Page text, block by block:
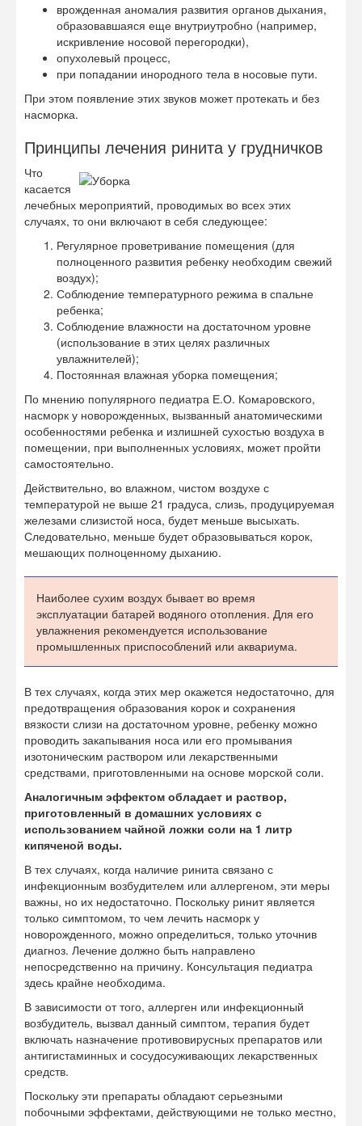
врожденная аномалия развития органов дыхания,
образовавшаяся еще внутриутробно (например,
искривление носовой перегородки),
опухолевый процесс,
при попадании инородного тела в носовые пути.
При этом появление этих звуков может протекать и без
насморка.
Принципы лечения ринита у грудничков
Что
касается
лечебных мероприятий, проводимых во всех этих
случаях, то они включают в себя следующее:
Регулярное проветривание помещения (для
полноценного развития ребенку необходим свежий
воздух);
Соблюдение температурного режима в спальне
ребенка;
Соблюдение влажности на достаточном уровне
(использование в этих целях различных
увлажнителей);
Постоянная влажная уборка помещения;
По мнению популярного педиатра Е.О. Комаровского,
насморк у новорожденных, вызванный анатомическими
особенностями ребенка и излишней сухостью воздуха в
помещении, при выполненных условиях, может пройти
самостоятельно.
Действительно, во влажном, чистом воздухе с
температурой не выше 21 градуса, слизь, продуцируемая
железами слизистой носа, будет меньше высыхать.
Следовательно, меньше будет образовываться корок,
мешающих полноценному дыханию.
Наиболее сухим воздух бывает во время
эксплуатации батарей водяного отопления. Для его
увлажнения рекомендуется использование
промышленных приспособлений или аквариума.
В тех случаях, когда этих мер окажется недостаточно, для
предотвращения образования корок и сохранения
вязкости слизи на достаточном уровне, ребенку можно
проводить закапывания носа или его промывания
изотоническим раствором или лекарственными
средствами, приготовленными на основе морской соли.
Аналогичным эффектом обладает и раствор,
приготовленный в домашних условиях с
использованием чайной ложки соли на 1 литр
кипяченой воды.
В тех случаях, когда наличие ринита связано с
инфекционным возбудителем или аллергеном, эти меры
важны, но их недостаточно. Поскольку ринит является
только симптомом, то чем лечить насморк у
новорожденного, можно определиться, только уточнив
диагноз. Лечение должно быть направлено
непосредственно на причину. Консультация педиатра
здесь крайне необходима.
В зависимости от того, аллерген или инфекционный
возбудитель, вызвал данный симптом, терапия будет
включать назначение противовирусных препаратов или
антигистаминных и сосудосуживающих лекарственных
средств.
Поскольку эти препараты обладают серьезными
побочными эффектами, действующими не только местно,